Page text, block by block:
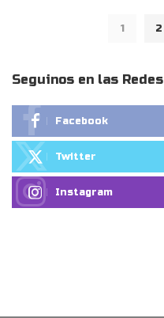
1 2
Seguinos en las Redes
Facebook
Twitter
Instagram